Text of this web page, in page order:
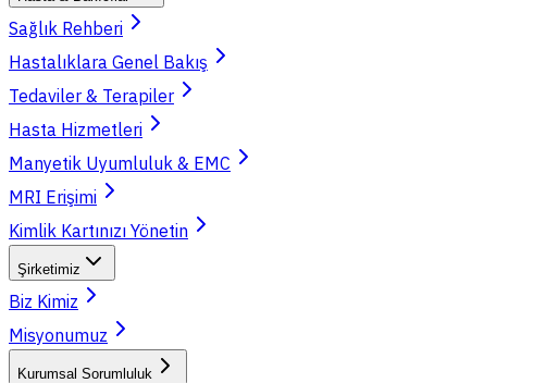
Sağlık Rehberi
Hastalıklara Genel Bakış
Tedaviler & Terapiler
Hasta Hizmetleri
Manyetik Uyumluluk & EMC
MRI Erişimi
Kimlik Kartınızı Yönetin
Şirketimiz
Biz Kimiz
Misyonumuz
Kurumsal Sorumluluk